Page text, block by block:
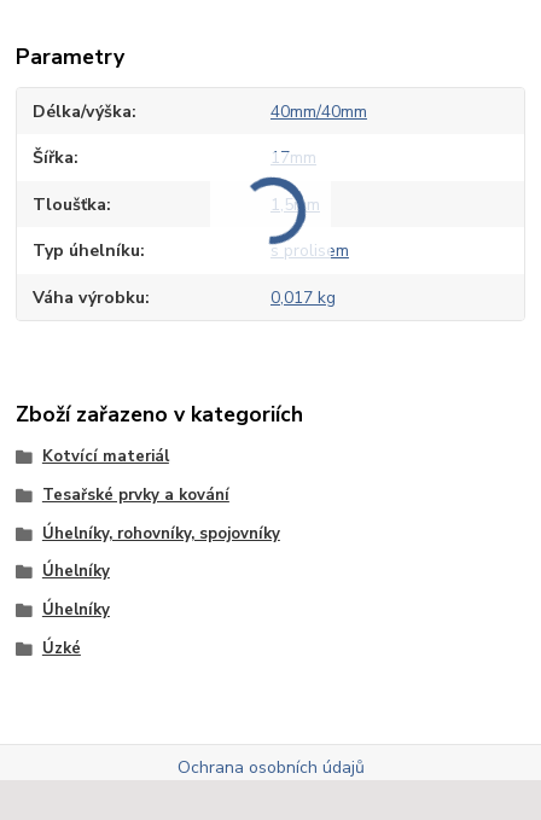
Parametry
Délka/výška 40mm/40mm
Šířka 17mm
Tloušťka 1,5mm
Typ úhelníku s prolisem
Váha výrobku 0,017 kg
Zboží zařazeno v kategoriích
Kotvící materiál
Tesařské prvky a kování
Úhelníky, rohovníky, spojovníky
Úhelníky
Úhelníky
Úzké
Ochrana osobních údajů